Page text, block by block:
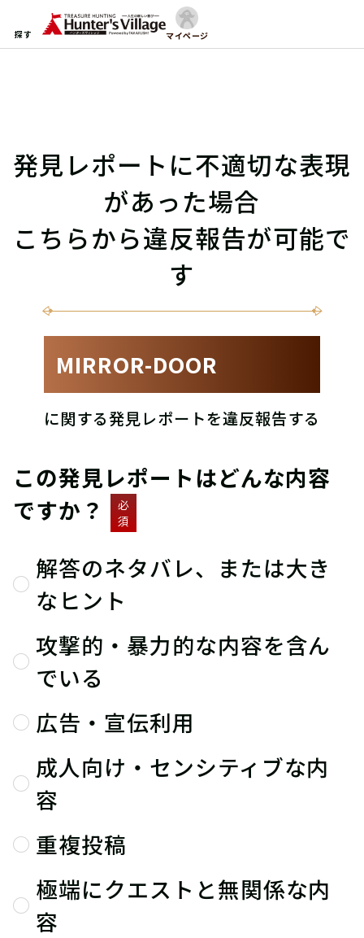
探す マイページ
発見レポートに不適切な表現
があった場合
こちらから違反報告が可能で
す
MIRROR-DOOR
に関する発見レポートを違反報告する
この発見レポートはどんな内容
ですか？
必
須
解答のネタバレ、または大き
なヒント
攻撃的・暴力的な内容を含ん
でいる
広告・宣伝利用
成人向け・センシティブな内
容
重複投稿
極端にクエストと無関係な内
容